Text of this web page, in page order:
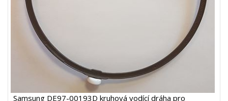
Samsung DE97-00193D kruhová vodící dráha pro